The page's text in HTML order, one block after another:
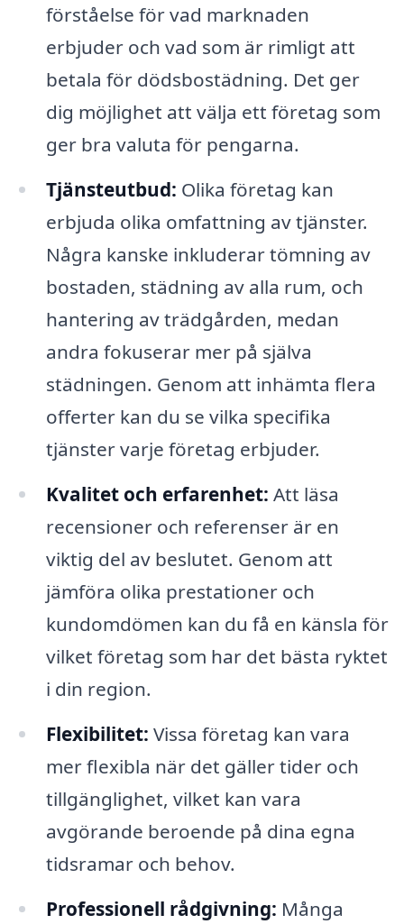
förståelse för vad marknaden
erbjuder och vad som är rimligt att
betala för dödsbostädning. Det ger
dig möjlighet att välja ett företag som
ger bra valuta för pengarna.
Tjänsteutbud: Olika företag kan
erbjuda olika omfattning av tjänster.
Några kanske inkluderar tömning av
bostaden, städning av alla rum, och
hantering av trädgården, medan
andra fokuserar mer på själva
städningen. Genom att inhämta flera
offerter kan du se vilka specifika
tjänster varje företag erbjuder.
Kvalitet och erfarenhet: Att läsa
recensioner och referenser är en
viktig del av beslutet. Genom att
jämföra olika prestationer och
kundomdömen kan du få en känsla för
vilket företag som har det bästa ryktet
i din region.
Flexibilitet: Vissa företag kan vara
mer flexibla när det gäller tider och
tillgänglighet, vilket kan vara
avgörande beroende på dina egna
tidsramar och behov.
Professionell rådgivning: Många